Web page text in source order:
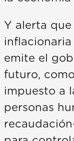
Y alerta que
inflacionaria
emite el
futuro,
impuesto a
personas